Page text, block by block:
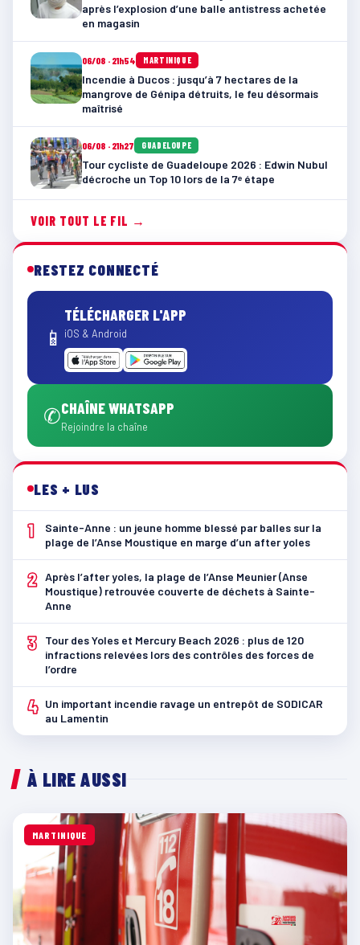
après l’explosion d’une balle antistress achetée
en magasin
06/08 · 21h54 MARTINIQUE
Incendie à Ducos : jusqu’à 7 hectares de la
mangrove de Génipa détruits, le feu désormais
maîtrisé
06/08 · 21h27 GUADELOUPE
Tour cycliste de Guadeloupe 2026 : Edwin Nubul
décroche un Top 10 lors de la 7ᵉ étape
VOIR TOUT LE FIL →
RESTEZ CONNECTÉ
📱
TÉLÉCHARGER L'APP
iOS & Android
✆CHAÎNE WHATSAPP
Rejoindre la chaîne
LES + LUS
1
Sainte-Anne : un jeune homme blessé par balles sur la
plage de l’Anse Moustique en marge d’un after yoles
2 Après l’after yoles, la plage de l’Anse Meunier (Anse
Moustique) retrouvée couverte de déchets à Sainte-
Anne
3
Tour des Yoles et Mercury Beach 2026 : plus de 120
infractions relevées lors des contrôles des forces de
l’ordre
4 Un important incendie ravage un entrepôt de SODICAR
au Lamentin
À LIRE AUSSI
MARTINIQUE